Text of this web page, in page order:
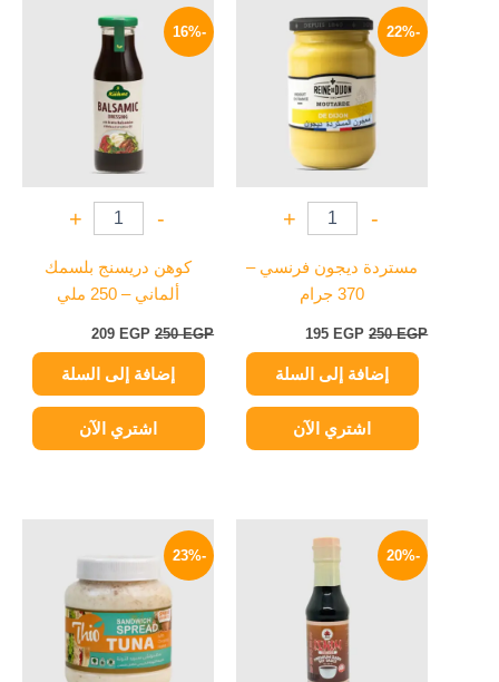
-22%
-
+
مستردة ديجون فرنسي –
370 جرام
250EGP
الأصلي
هو:
195 EGP
الحالي
هو:
195 EGP.
إضافة إلى السلة
اشتري الآن
-16%
-
+
كوهن دريسنج بلسمك
ألماني – 250 ملي
250EGP
الأصلي
هو:
250 EGP.
209 EGP
إضافة إلى السلة
اشتري الآن
-20%
الأصلي
الحالي
هو:
67 EGP.
-23%
هو:
90 EGP.
هو:
69 EGP.